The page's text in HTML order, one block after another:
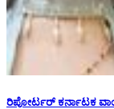
ರಿಪೋರ್ಟರ್ ಕರ್ನಾಟಕ